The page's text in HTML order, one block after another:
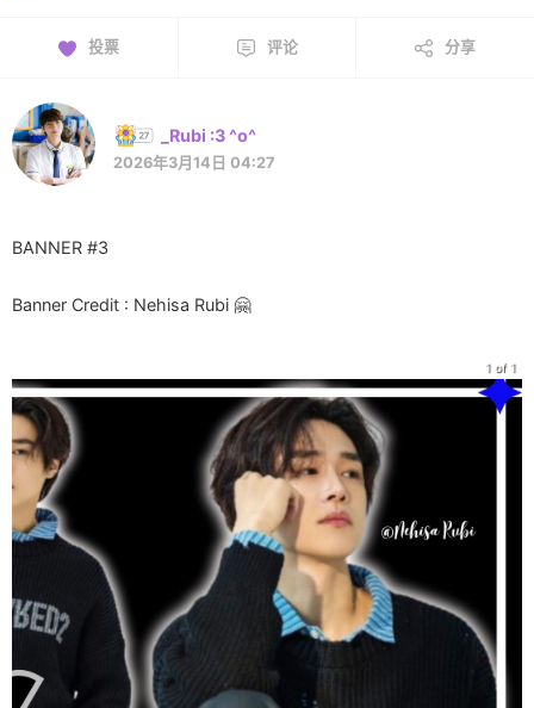
投票 评论 分享
_Rubi :3 ^o^
2026年3月14日 04:27
BANNER #3
Banner Credit : Nehisa Rubi 🤗
1 of 1